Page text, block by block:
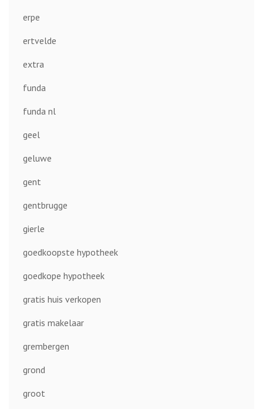
erpe
ertvelde
extra
funda
funda nl
geel
geluwe
gent
gentbrugge
gierle
goedkoopste hypotheek
goedkope hypotheek
gratis huis verkopen
gratis makelaar
grembergen
grond
groot